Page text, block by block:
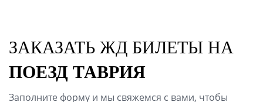
ЗАКАЗАТЬ ЖД БИЛЕТЫ НА
ПОЕЗД ТАВРИЯ
Заполните форму и мы свяжемся с вами, чтобы